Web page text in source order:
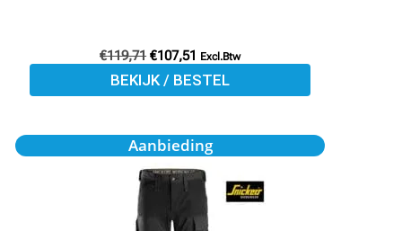
€119,71 €107,51 Excl.Btw
BEKIJK / BESTEL
Aanbieding
Oorspronkelijke
prijs
was:
€109,40.
Huidige
prijs
is:
€98,23.
Dit
product
heeft
meerdere